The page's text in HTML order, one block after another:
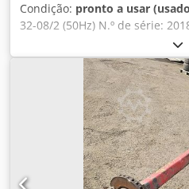
Condição: pronto a usar
32-08/2 (50Hz) N.º de série:
90L/2D-11S+E3 / motor 1710,
conservação, 100% funcional,
itens mostrados nas fotos.